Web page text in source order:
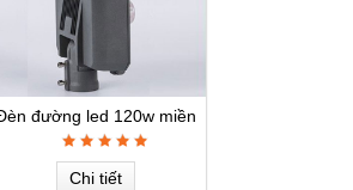
đường led 120w miền
Nam
Chi tiết